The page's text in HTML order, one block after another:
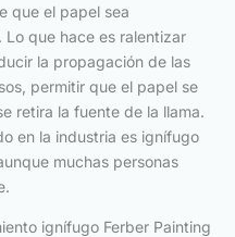
que el papel sea
que hace es ralentizar
la propagación de las
permitir que el papel se
retira la fuente de la llama.
en la industria es ignífugo
muchas personas
ignífugo Ferber Painting